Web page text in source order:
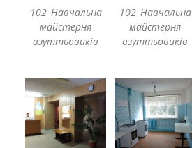
102_Навчальна
майстерня
взуттьовиків
102_Навчальна
майстерня
взуттьовиків